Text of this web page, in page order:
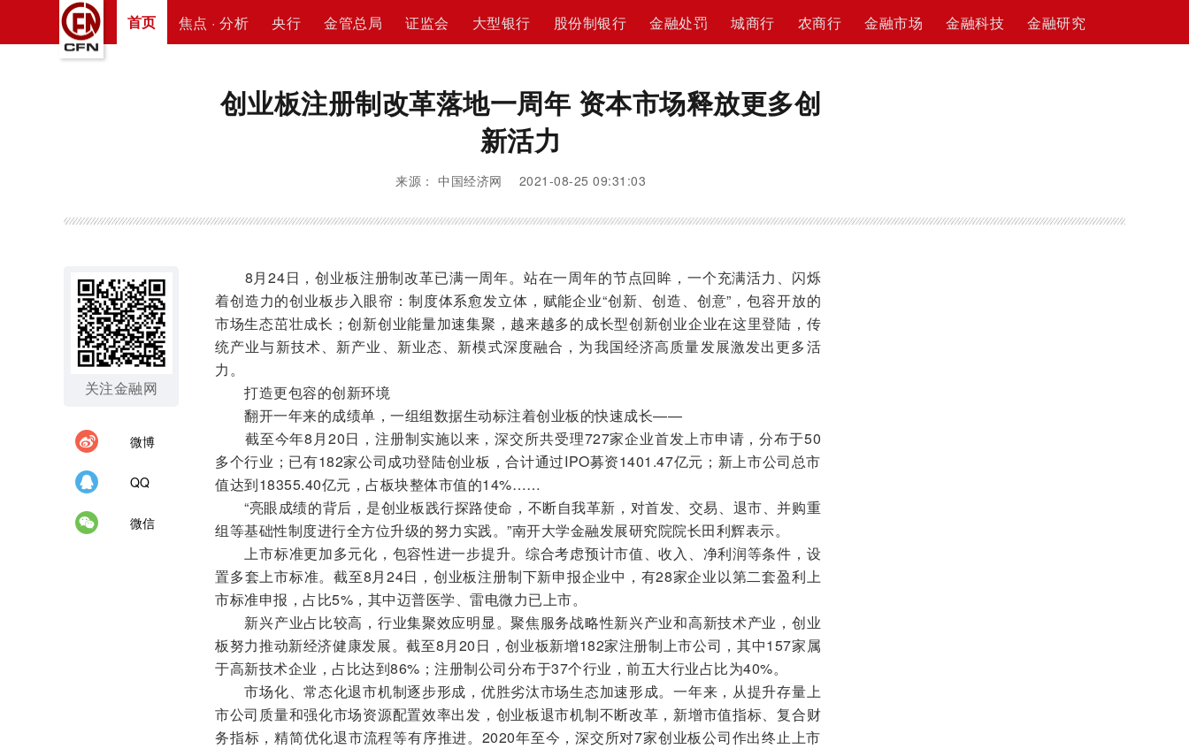
首页 焦点 · 分析 央行 金管总局 证监会 大型银行 股份制银行 金融处罚 城商行 农商行 金融市场 金融科技 金融研究
创业板注册制改革落地一周年 资本市场释放更多创
新活力
来源： 中国经济网 2021-08-25 09:31:03
关注金融网
微博
QQ
微信
8月24日，创业板注册制改革已满一周年。站在一周年的节点回眸，一个充满活力、闪烁
着创造力的创业板步入眼帘：制度体系愈发立体，赋能企业“创新、创造、创意”，包容开放的
市场生态茁壮成长；创新创业能量加速集聚，越来越多的成长型创新创业企业在这里登陆，传
统产业与新技术、新产业、新业态、新模式深度融合，为我国经济高质量发展激发出更多活
力。
打造更包容的创新环境
翻开一年来的成绩单，一组组数据生动标注着创业板的快速成长——
截至今年8月20日，注册制实施以来，深交所共受理727家企业首发上市申请，分布于50
多个行业；已有182家公司成功登陆创业板，合计通过IPO募资1401.47亿元；新上市公司总市
值达到18355.40亿元，占板块整体市值的14%……
“亮眼成绩的背后，是创业板践行探路使命，不断自我革新，对首发、交易、退市、并购重
组等基础性制度进行全方位升级的努力实践。”南开大学金融发展研究院院长田利辉表示。
上市标准更加多元化，包容性进一步提升。综合考虑预计市值、收入、净利润等条件，设
置多套上市标准。截至8月24日，创业板注册制下新申报企业中，有28家企业以第二套盈利上
市标准申报，占比5%，其中迈普医学、雷电微力已上市。
新兴产业占比较高，行业集聚效应明显。聚焦服务战略性新兴产业和高新技术产业，创业
板努力推动新经济健康发展。截至8月20日，创业板新增182家注册制上市公司，其中157家属
于高新技术企业，占比达到86%；注册制公司分布于37个行业，前五大行业占比为40%。
市场化、常态化退市机制逐步形成，优胜劣汰市场生态加速形成。一年来，从提升存量上
市公司质量和强化市场资源配置效率出发，创业板退市机制不断改革，新增市值指标、复合财
务指标，精简优化退市流程等有序推进。2020年至今，深交所对7家创业板公司作出终止上市